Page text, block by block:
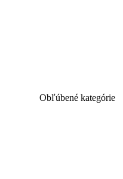
Obľúbené kategórie